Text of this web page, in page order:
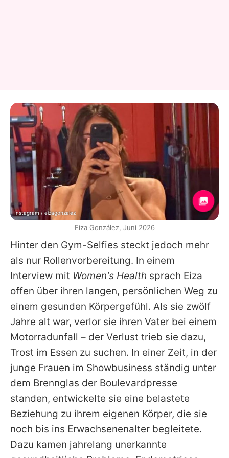
Hinter den Gym-Selfies steckt jedoch mehr
als nur Rollenvorbereitung. In einem
Interview mit Women's Health sprach Eiza
offen über ihren langen, persönlichen Weg zu
einem gesunden Körpergefühl. Als sie zwölf
Jahre alt war, verlor sie ihren Vater bei einem
Motorradunfall – der Verlust trieb sie dazu,
Trost im Essen zu suchen. In einer Zeit, in der
junge Frauen im Showbusiness ständig unter
dem Brennglas der Boulevardpresse
standen, entwickelte sie eine belastete
Beziehung zu ihrem eigenen Körper, die sie
noch bis ins Erwachsenenalter begleitete.
Dazu kamen jahrelang unerkannte
Instagram / eizagonzalez
Eiza González, Juni 2026